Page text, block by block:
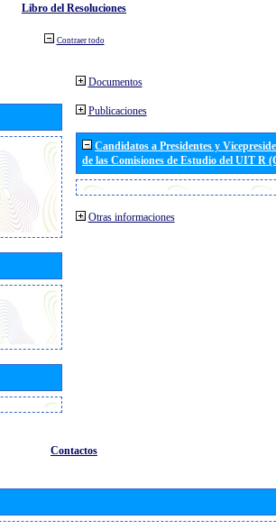
Libro del Resoluciones
Contraer todo
Documentos
Publicaciones
Candidatos a Presidentes y
de las Comisiones de Estudio del UIT R
Otras informaciones
Contactos